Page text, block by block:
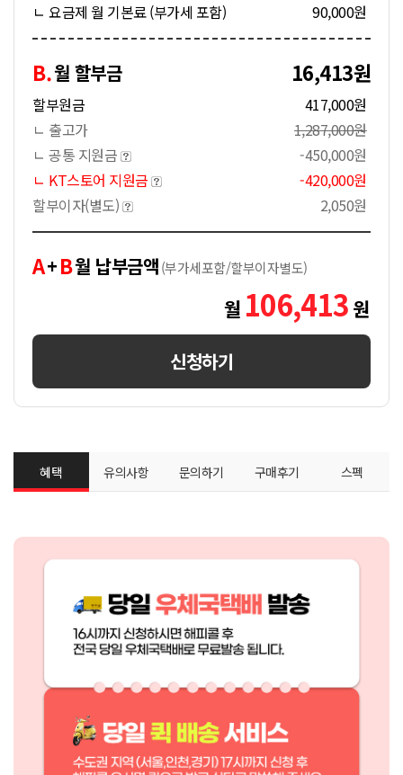
ㄴ 요금제 월 기본료 (부가세 포함) 90,000원
B.월 할부금 16,413원
할부원금
417,000원
ㄴ 출고가
1,287,000원
ㄴ 공통 지원금
-450,000원
ㄴ KT스토어 지원금
-420,000원
할부이자(별도)
2,050원
A+B월 납부금액(부가세포함/할부이자별도)
월 106,413 원
신청하기
혜택 유의사항 문의하기 구매후기 스펙